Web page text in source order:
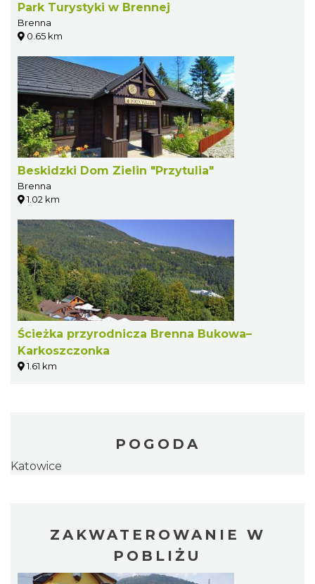
Park Turystyki w Brennej
Brenna
0.65 km
Beskidzki Dom Zielin "Przytulia"
Brenna
1.02 km
Ścieżka przyrodnicza Brenna Bukowa–
Karkoszczonka
1.61 km
POGODA
Katowice
ZAKWATEROWANIE W
POBLIŻU